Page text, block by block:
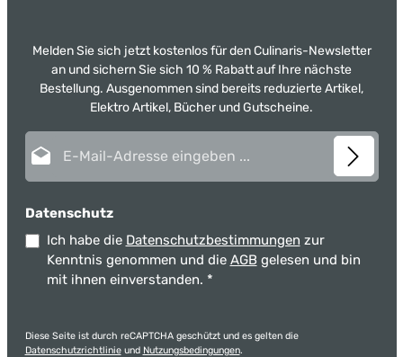
Melden Sie sich jetzt kostenlos für den Culinaris-Newsletter
an und sichern Sie sich 10 % Rabatt auf Ihre nächste
Bestellung. Ausgenommen sind bereits reduzierte Artikel,
Elektro Artikel, Bücher und Gutscheine.
Datenschutz
Ich habe die Datenschutzbestimmungen zur
Kenntnis genommen und die AGB gelesen und bin
mit ihnen einverstanden. *
Diese Seite ist durch reCAPTCHA geschützt und es gelten die
Datenschutzrichtlinieund Nutzungsbedingungen.